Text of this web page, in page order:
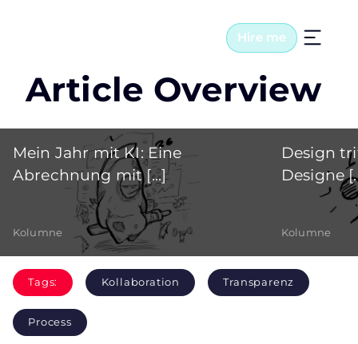
Hire me
Article Overview
Mein Jahr mit KI: Eine
Abrechnung mit [...]
Kolumne
Design
Designe
Kolumne
Tags: Kollaboration Transparenz
Process